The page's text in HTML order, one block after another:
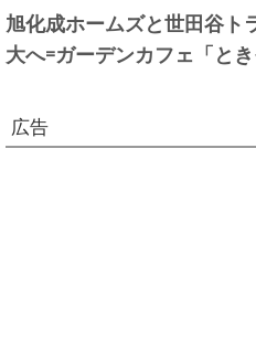
旭化成ホームズと世田谷ト
大へ=ガーデンカフェ「と
広告